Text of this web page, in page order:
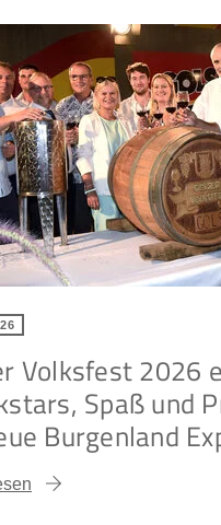
Volksfest 2026
Spaß und
Burgenland